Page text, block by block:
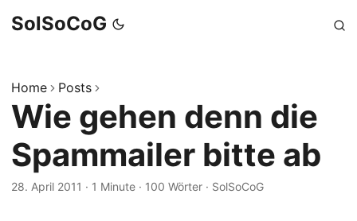
SolSoCoG
Home Posts
Wie gehen denn die
Spammailer bitte ab
28. April 2011 · 1 Minute · 100 Wörter · SolSoCoG